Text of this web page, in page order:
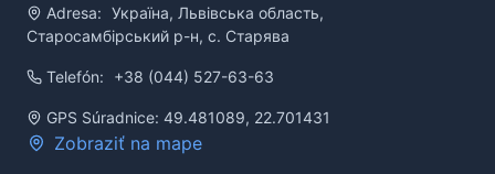
Adresa: Україна, Львівська область,
Старосамбірський р-н, с. Старява
Telefón: +38 (044) 527-63-63
GPS Súradnice: 49.481089, 22.701431
Zobraziť na mape